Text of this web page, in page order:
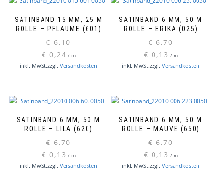
SATINBAND 15 MM, 25 M
ROLLE – PFLAUME (601)
€ 6,10
€ 0,24 / m
inkl. MwSt.zzgl. Versandkosten
SATINBAND 6 MM, 50 M
ROLLE – ERIKA (025)
€ 6,70
€ 0,13 / m
inkl. MwSt.zzgl. Versandkosten
SATINBAND 6 MM, 50 M
ROLLE – LILA (620)
€ 6,70
€ 0,13 / m
inkl. MwSt.zzgl. Versandkosten
SATINBAND 6 MM, 50 M
ROLLE – MAUVE (650)
€ 6,70
€ 0,13 / m
inkl. MwSt.zzgl. Versandkosten